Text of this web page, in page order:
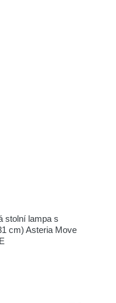
stolní lampa s
cm) Asteria Move